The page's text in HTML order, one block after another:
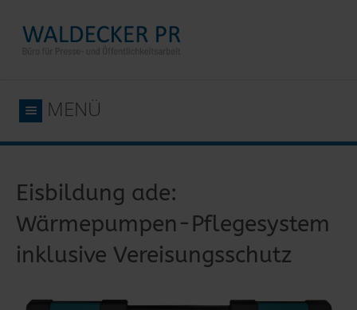
MENÜ
Eisbildung ade:
Wärmepumpen-Pflegesystem
inklusive Vereisungsschutz